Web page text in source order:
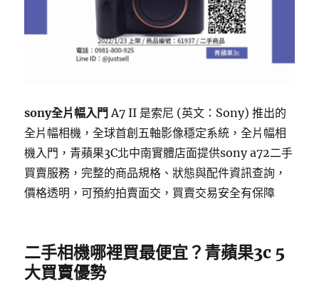
sony全片幅入門 A7 II 是索尼 (英文：Sony) 推出的
全片幅相機，全球首創五軸影像穩定系統，全片幅相
機入門，青蘋果3C北中南實體店面提供sony a72二手
買賣服務，完整的商品規格、狀態與配件資訊查詢，
價格透明，可預約拍賣面交，買賣交易安全有保障
二手相機哪裡買最便宜？青蘋果3c 5
大買賣優勢